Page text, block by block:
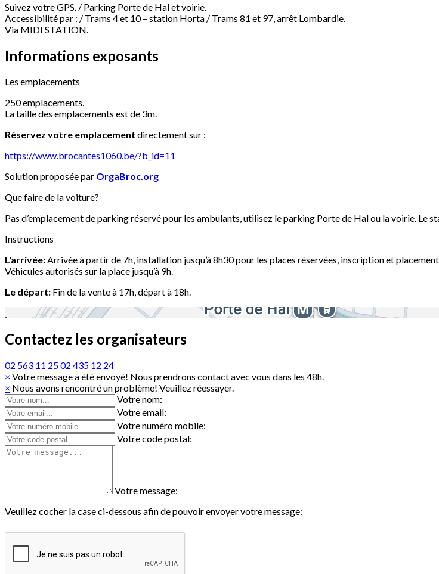
Suivez votre GPS. / Parking Porte de Hal et voirie.
Accessibilité par : / Trams 4 et 10 – station Horta / Trams 81 et 97, arrêt Lombardie.
Via MIDI STATION.
Informations exposants
Les emplacements
250 emplacements.
La taille des emplacements est de 3m.
Réservez votre emplacement directement sur :
https://www.brocantes1060.be/?b_id=11
Solution proposée par OrgaBroc.org
Que faire de la voiture?
Pas d’emplacement de parking réservé pour les ambulants, utilisez le parking Porte de Hal ou la voirie. Le
Instructions
L'arrivée:Arrivée à partir de 7h, installation jusqu’à 8h30 pour les places réservées, inscription et
Véhicules autorisés sur la place jusqu’à 9h.
Le départ: Fin de la vente à 17h, départ à 18h.
Contactez les organisateurs
02 563 11 2502 435 12 24
× Votre message a été envoyé! Nous prendrons contact avec vous dans les 48h.
× Nous avons rencontré un problème! Veuillez réessayer.
Votre nom:
Votre email:
Votre numéro mobile:
Votre code postal:
Votre message:
Veuillez cocher la case ci-dessous afin de pouvoir envoyer votre message: